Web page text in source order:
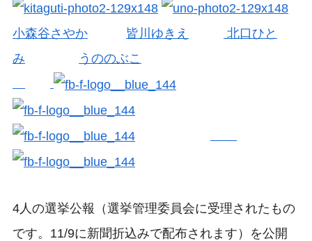
小森谷さやか 皆川ゆきえ
北口ひと
み
うののぶこ
4人の選挙公報（選挙管理委員会に受理されたもの
です。11/9に新聞折込みで配布されます）を公開